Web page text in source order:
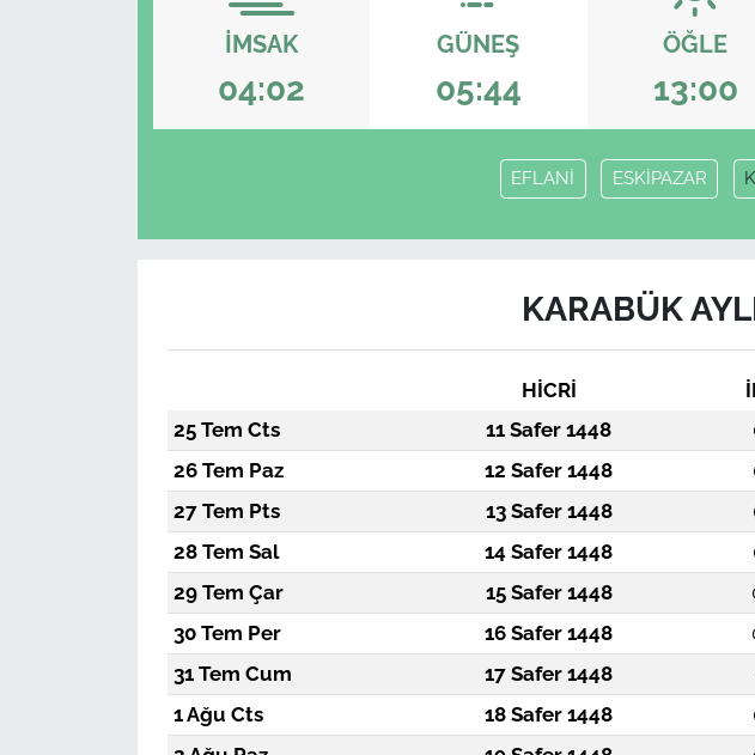
İMSAK
04:02
GÜNEŞ
05:44
ÖĞLE
13:00
EFLANİ ESKİPAZAR
KARABÜK
HİCRİ
25 Tem Cts
11 Safer 1448
26 Tem Paz
12 Safer 1448
27 Tem Pts
13 Safer 1448
28 Tem Sal
14 Safer 1448
29 Tem Çar
15 Safer 1448
30 Tem Per
16 Safer 1448
31 Tem Cum
17 Safer 1448
1 Ağu Cts
18 Safer 1448